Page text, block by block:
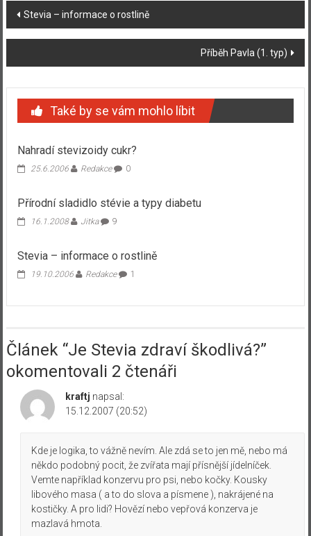
Navigace
příspěvku
Stevia – informace o rostlině
Příběh Pavla (1. typ)
Také by se vám mohlo líbit
Nahradí stevizoidy cukr?
25.6.2006 Redakce 0
Přírodní sladidlo stévie a typy diabetu
16.1.2008 Jitka 9
Stevia – informace o rostlině
19.10.2006 Redakce 1
Článek “Je Stevia zdraví škodlivá?”
okomentovali 2 čtenáři
kraftj napsal:
15.12.2007 (20:52)
Kde je logika, to vážně nevím. Ale zdá se to jen mě, nebo má
někdo podobný pocit, že zvířata mají přísnější jídelníček.
Vemte například konzervu pro psi, nebo kočky. Kousky
libového masa ( a to do slova a písmene ), nakrájené na
kostičky. A pro lidi? Hovězí nebo vepřová konzerva je
mazlavá hmota.